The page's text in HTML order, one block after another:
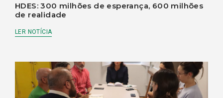
HDES: 300 milhões de esperança, 600 milhões
de realidade
LER NOTÍCIA